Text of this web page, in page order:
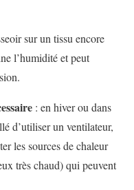
sur un tissu encore
l’humidité et peut
: en hiver ou dans
d’utiliser un ventilateur,
les sources de chaleur
très chaud) qui peuvent